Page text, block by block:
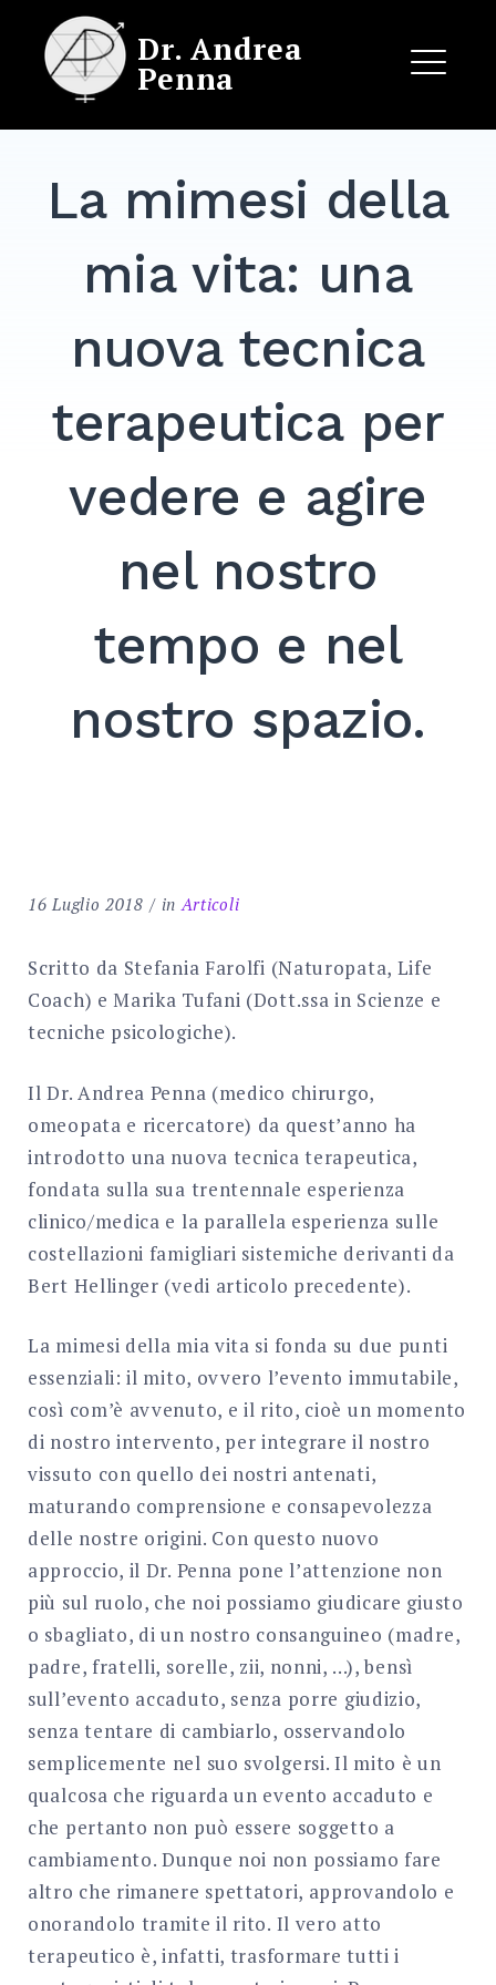
content
Dr. Andrea
Penna
EXPAND
La mimesi della
mia vita: una
nuova tecnica
terapeutica per
vedere e agire
nel nostro
tempo e nel
nostro spazio.
16 Luglio 2018 inArticoli
Scritto da Stefania Farolfi (Naturopata, Life
Coach) e Marika Tufani (Dott.ssa in Scienze e
tecniche psicologiche).
Il Dr. Andrea Penna (medico chirurgo,
omeopata e ricercatore) da quest’anno ha
introdotto una nuova tecnica terapeutica,
fondata sulla sua trentennale esperienza
clinico/medica e la parallela esperienza sulle
costellazioni famigliari sistemiche derivanti da
Bert Hellinger (vedi articolo precedente).
La mimesi della mia vita si fonda su due punti
essenziali: il mito, ovvero l’evento immutabile,
così com’è avvenuto, e il rito, cioè un momento
di nostro intervento, per integrare il nostro
vissuto con quello dei nostri antenati,
maturando comprensione e consapevolezza
delle nostre origini. Con questo nuovo
approccio, il Dr. Penna pone l’attenzione non
più sul ruolo, che noi possiamo giudicare giusto
o sbagliato, di un nostro consanguineo (madre,
padre, fratelli, sorelle, zii, nonni, …), bensì
sull’evento accaduto, senza porre giudizio,
senza tentare di cambiarlo, osservandolo
semplicemente nel suo svolgersi. Il mito è un
qualcosa che riguarda un evento accaduto e
che pertanto non può essere soggetto a
cambiamento. Dunque noi non possiamo fare
altro che rimanere spettatori, approvandolo e
onorandolo tramite il rito. Il vero atto
terapeutico è, infatti, trasformare tutti i